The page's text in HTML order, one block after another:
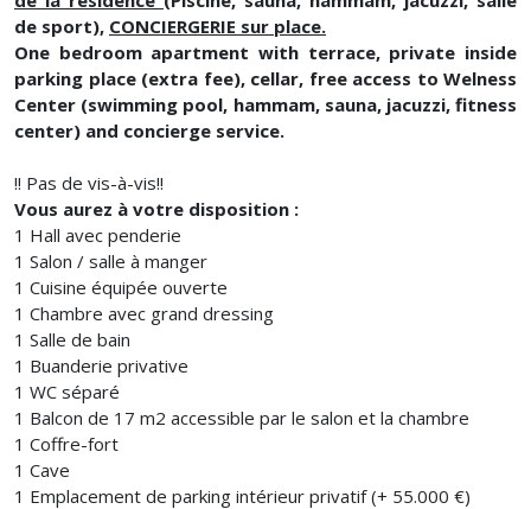
de sport), CONCIERGERIE sur place.
One bedroom apartment with terrace, private inside
parking place (extra fee), cellar, free access to Welness
Center (swimming pool, hammam, sauna, jacuzzi, fitness
center) and concierge service.
!! Pas de vis-à-vis!!
Vous aurez à votre disposition :
1 Hall avec penderie
1 Salon / salle à manger
1 Cuisine équipée ouverte
1 Chambre avec grand dressing
1 Salle de bain
1 Buanderie privative
1 WC séparé
1 Balcon de 17 m2 accessible par le salon et la chambre
1 Coffre-fort
1 Cave
1 Emplacement de parking intérieur privatif (+ 55.000 €)